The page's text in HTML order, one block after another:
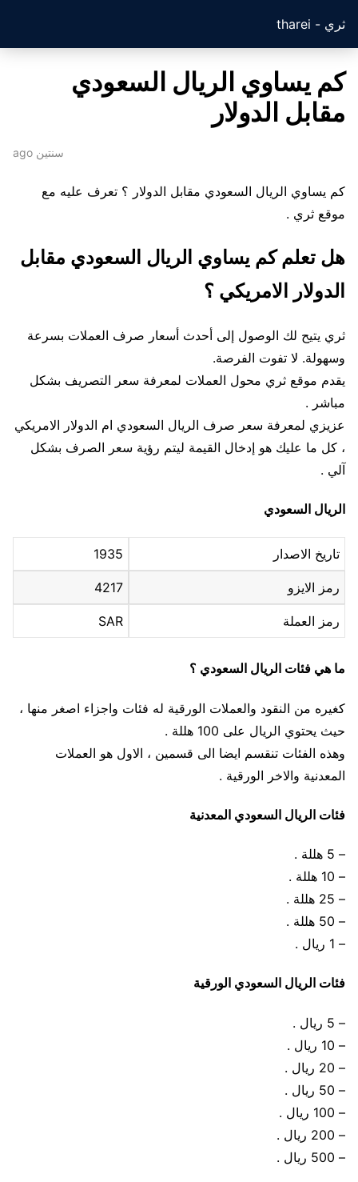
ثري - tharei
كم يساوي الريال السعودي
مقابل الدولار
سنتين ago
كم يساوي الريال السعودي مقابل الدولار ؟ تعرف عليه مع
موقع ثري .
هل تعلم كم يساوي الريال السعودي مقابل
الدولار الامريكي ؟
ثري يتيح لك الوصول إلى أحدث أسعار صرف العملات بسرعة
وسهولة. لا تفوت الفرصة.
يقدم موقع ثري محول العملات لمعرفة سعر التصريف بشكل
مباشر .
عزيزي لمعرفة سعر صرف الريال السعودي ام الدولار الامريكي
، كل ما عليك هو إدخال القيمة ليتم رؤية سعر الصرف بشكل
آلي .
الريال السعودي
تاريخ الاصدار 1935
رمز الايزو 4217
رمز العملة SAR
ما هي فئات الريال السعودي ؟
كغيره من النقود والعملات الورقية له فئات واجزاء اصغر منها ،
حيث يحتوي الريال على 100 هللة .
وهذه الفئات تنقسم ايضا الى قسمين ، الاول هو العملات
المعدنية والاخر الورقية .
فئات الريال السعودي المعدنية
– 5 هللة .
– 10 هللة .
– 25 هللة .
– 50 هللة .
– 1 ريال .
فئات الريال السعودي الورقية
– 5 ريال .
– 10 ريال .
– 20 ريال .
– 50 ريال .
– 100 ريال .
– 200 ريال .
– 500 ريال .